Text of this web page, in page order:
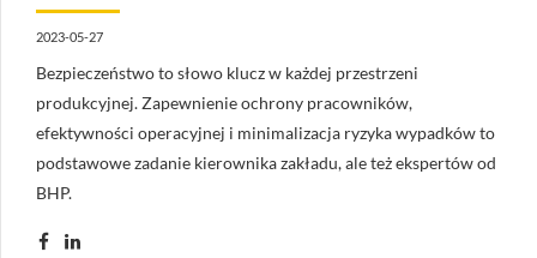
2023-05-27
Bezpieczeństwo to słowo klucz w każdej przestrzeni
produkcyjnej. Zapewnienie ochrony pracowników,
efektywności operacyjnej i minimalizacja ryzyka wypadków to
podstawowe zadanie kierownika zakładu, ale też ekspertów od
BHP.